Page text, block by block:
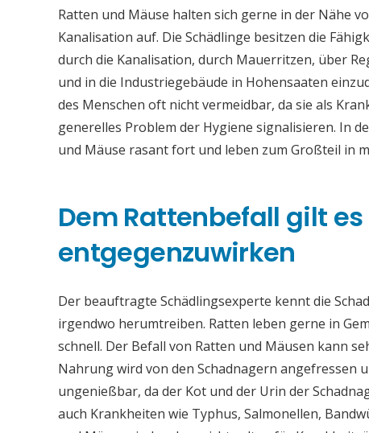
Ratten und Mäuse halten sich gerne in der Nähe
Kanalisation auf. Die Schädlinge besitzen die
durch die Kanalisation, durch Mauerritzen, über
und in die Industriegebäude in Hohensaaten
des Menschen oft nicht vermeidbar, da sie als
generelles Problem der Hygiene signalisieren. In
und Mäuse rasant fort und leben zum Großteil in
Dem Rattenbefall gilt
entgegenzuwirken
Der beauftragte Schädlingsexperte kennt die
irgendwo herumtreiben. Ratten leben gerne in
schnell. Der Befall von Ratten und Mäusen kann
Nahrung wird von den Schadnagern angefressen
ungenießbar, da der Kot und der Urin der
auch Krankheiten wie Typhus, Salmonellen,